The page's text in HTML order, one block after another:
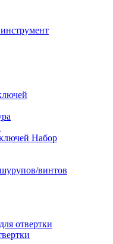
Набор
винтов
отвертки